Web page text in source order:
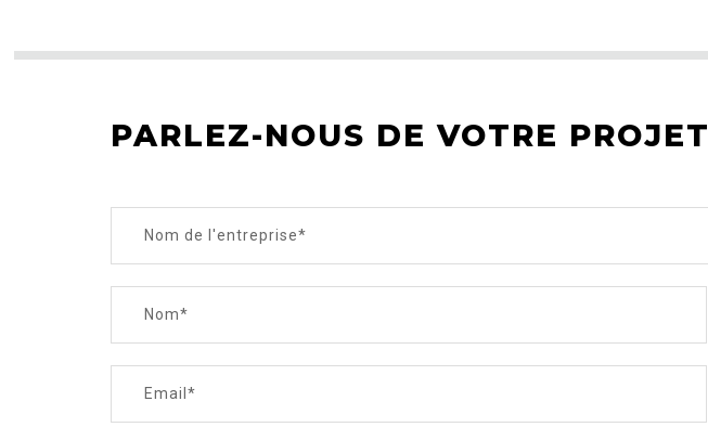
PARLEZ-NOUS DE VOTRE PROJET